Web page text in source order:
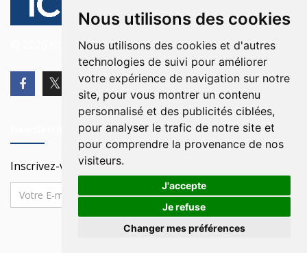
Nous utilisons des cookies
Nous utilisons des cookies et d'autres
technologies de suivi pour améliorer
votre expérience de navigation sur notre
site, pour vous montrer un contenu
personnalisé et des publicités ciblées,
pour analyser le trafic de notre site et
pour comprendre la provenance de nos
visiteurs.
J'accepte
Je refuse
Changer mes préférences
© 2026 Ici Beyrouth. Tous les droits sont réservés.
Inscrivez-vous à notre Newsletter